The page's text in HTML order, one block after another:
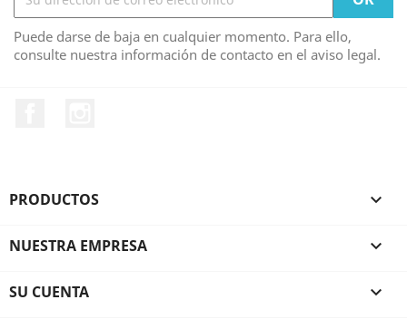
Puede darse de baja en cualquier momento. Para ello,
consulte nuestra información de contacto en el aviso legal.
PRODUCTOS 
NUESTRA EMPRESA 
SU CUENTA 